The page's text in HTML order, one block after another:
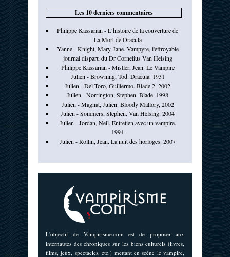
Les 10 derniers commentaires
Philippe Kassarian - L’histoire de la couverture de
La Mort de Dracula
Yanne - Knight, Mary-Jane. Vampyre, l'effroyable
journal disparu du Dr Cornelius Van Helsing
Philippe Kassarian - Mistler, Jean. Le Vampire
Julien - Browning, Tod. Dracula. 1931
Julien - Del Toro, Guillermo. Blade 2. 2002
Julien - Norrington, Stephen. Blade. 1998
Julien - Magnat, Julien. Bloody Mallory, 2002
Julien - Sommers, Stephen. Van Helsing. 2004
Julien - Jordan, Neil. Entretien avec un vampire.
1994
Julien - Rollin, Jean. La nuit des horloges. 2007
L'objectif de Vampirisme.com est de proposer aux
internautes des chroniques sur les biens culturels (livres,
films, jeux, spectacles, etc.) mettant en scène le vampire,